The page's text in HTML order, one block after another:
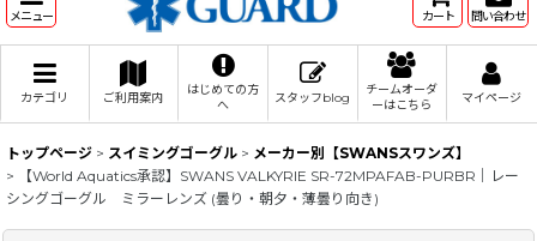
メニュー カート 問い合わせ
カテゴリ ご利用案内
はじめての方
へ
スタッフblog
チームオーダ
ーはこちら
マイページ
トップページ > スイミングゴーグル > メーカー別【SWANSスワンズ】
>
【World Aquatics承認】SWANS VALKYRIE SR-72MPAFAB-PURBR｜レー
シングゴーグル ミラーレンズ (曇り・朝夕・薄曇り向き)